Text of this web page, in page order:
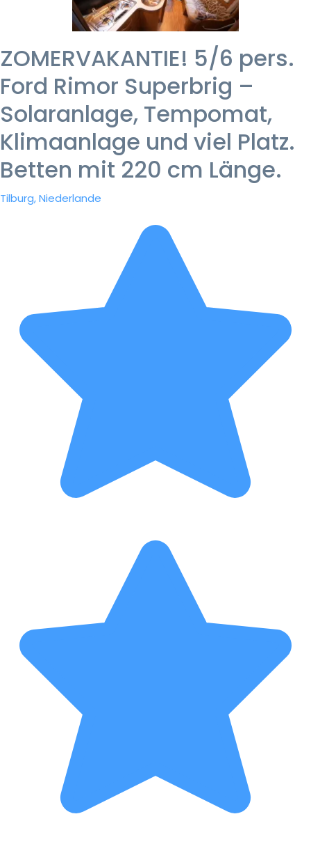
ZOMERVAKANTIE! 5/6 pers.
Ford Rimor Superbrig –
Solaranlage, Tempomat,
Klimaanlage und viel Platz.
Betten mit 220 cm Länge.
Tilburg, Niederlande